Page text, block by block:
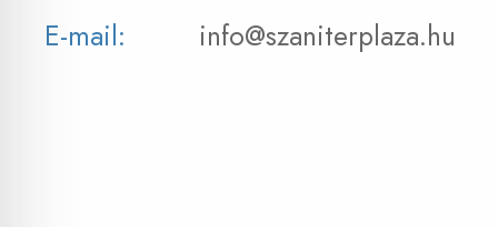
E-mail:
info@szaniterplaza.hu